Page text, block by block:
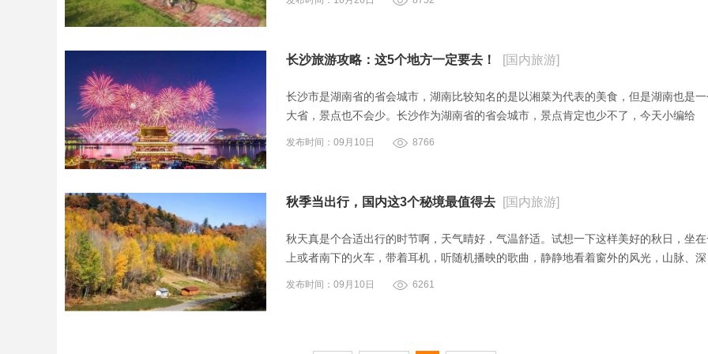
长沙旅游攻略：这5个地方一定要去！ [国内旅游]
长沙市是湖南省的省会城市，湖南比较知名的是以湘菜为代表的美食，但是湖南也是
大省，景点也不会少。长沙作为湖南省的省会城市，景点肯定也少不了，今天小编给
发布时间：09月10日 8766
秋季当出行，国内这3个秘境最值得去 [国内旅游]
秋天真是个合适出行的时节啊，天气晴好，气温舒适。试想一下这样美好的秋日，坐
上或者南下的火车，带着耳机，听随机播映的歌曲，静静地看着窗外的风光，山脉、深
发布时间：09月10日 6261